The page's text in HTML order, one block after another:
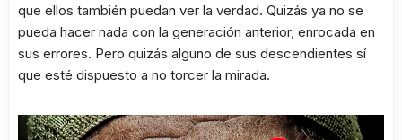
que ellos también puedan ver la verdad. Quizás ya no se
pueda hacer nada con la generación anterior, enrocada en
sus errores. Pero quizás alguno de sus descendientes sí
que esté dispuesto a no torcer la mirada.